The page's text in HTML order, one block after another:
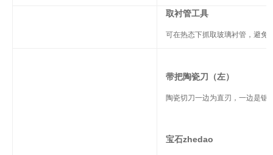
取衬管工具
可在热态下抓取玻璃衬管，避免
带把陶瓷刀 （左）
陶瓷切刀一边为直刃，一边是锯
宝石zhedao